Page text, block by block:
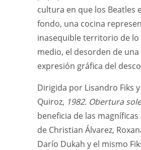
cultura en que los Beatles
fondo, una cocina
inasequible territorio de lo
medio, el desorden de una
expresión gráfica del
Dirigida por Lisandro Fiks
Quiroz, 1982. Obertura
beneficia de las
de Christian Álvarez,
Darío Dukah y el mismo